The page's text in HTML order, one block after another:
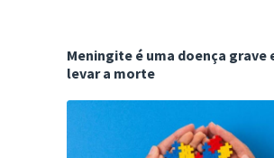
Meningite é uma doença grave
levar a morte